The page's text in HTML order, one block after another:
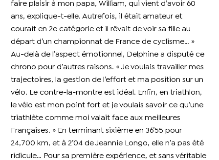
faire plaisir à mon papa, William, qui vient d’avoir 60
ans, explique-t-elle. Autrefois, il était amateur et
courait en 2e catégorie et il rêvait de voir sa fille au
départ d’un championnat de France de cyclisme… »
Au-delà de l’aspect émotionnel, Delphine a disputé ce
chrono pour d’autres raisons. « Je voulais travailler mes
trajectoires, la gestion de l’effort et ma position sur un
vélo. Le contre-la-montre est idéal. Enfin, en triathlon,
le vélo est mon point fort et je voulais savoir ce qu’une
triathlète comme moi valait face aux meilleures
Françaises. » En terminant sixième en 36’55 pour
24,700 km, et à 2’04 de Jeannie Longo, elle n’a pas été
ridicule… Pour sa première expérience, et sans véritable